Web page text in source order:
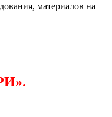
материалов на